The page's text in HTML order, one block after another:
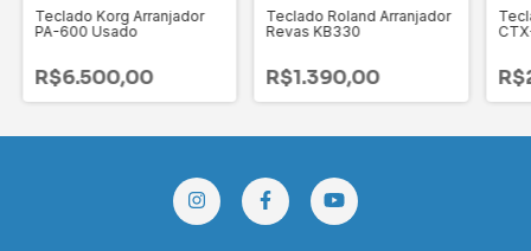
Teclado Korg Arranjador
PA-600 Usado
R$6.500,00
Teclado Roland Arranjador
Revas KB330
R$1.390,00